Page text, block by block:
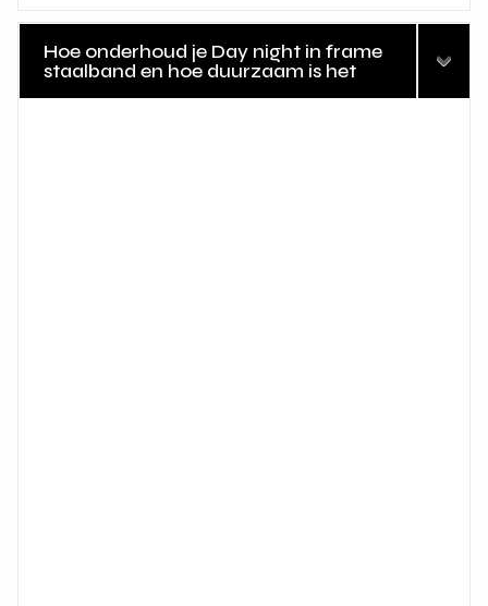
Hoe onderhoud je Day night in frame
staalband en hoe duurzaam is het